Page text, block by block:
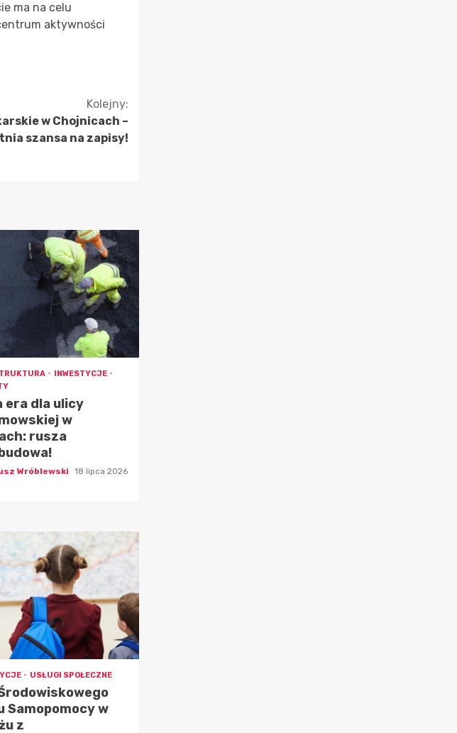
ma na celu
aktywności
Kolejny:
w Chojnicach –
szansa na zapisy!
INWESTYCJE
era dla ulicy
w
rusza
Wróblewski
18 lipca 2026
USŁUGI SPOŁECZNE
Samopomocy w
z